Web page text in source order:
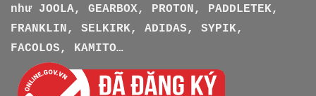
như
JOOLA, GEARBOX, PROTON, PADDLETEK,
FRANKLIN, SELKIRK, ADIDAS, SYPIK,
FACOLOS, KAMITO…